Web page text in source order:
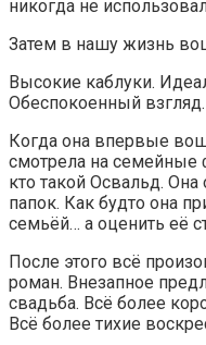
никогда не
Затем в нашу жизнь
Высокие каблуки.
Обеспокоенный взгляд.
Когда она впервые
смотрела на семейные
кто такой Освальд.
папок. Как будто она
семьёй… а оценить её
После этого всё
роман. Внезапное
свадьба. Всё более
Всё более тихие